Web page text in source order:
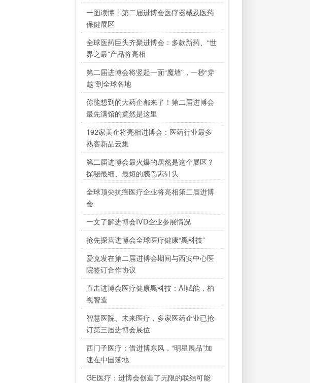
一图读懂丨第二届进博会医疗器械及医药
保健展区
全球医药巨头齐聚进博会：多款新药、“世
界之最”产品将亮相
第二届进博会将竖起一面“魔墙”，一秒“穿
越”到全球各地
你能想到的大药企都来了！第二届进博会
最先满馆的竟然是这里
192家美企将亮相进博会：医药行业最多
熟客新品云集
第二届进博会最火爆的居然是这个展区？
探秘最细、最短的胰岛素针头
全球顶尖抗癌医疗企业将亮相第二届进博
会
一文了解进博会IVD企业参展情况
抢先探营进博会全球医疗健康“黑科技”
爱克发在第二届进博会期间与西安中心医
院签订合作协议
直击进博会医疗健康黑科技：AI赋能，柏
视智造
智慧医院、未来医疗，多家医药企业已抢
订第三届进博会展位
西门子医疗：借进博东风，“明星展品”加
速在中国落地
GE医疗：进博会创造了无限的联结可能